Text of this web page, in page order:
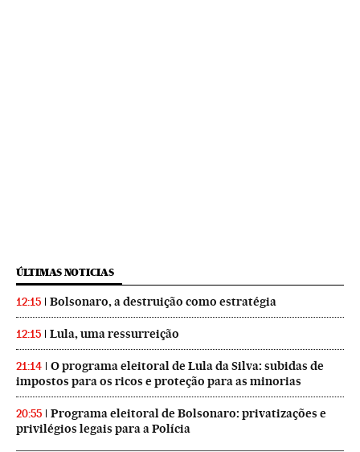
ÚLTIMAS NOTICIAS
12:15 Bolsonaro, a destruição como estratégia
12:15 Lula, uma ressurreição
21:14
O programa eleitoral de Lula da Silva: subidas de
impostos para os ricos e proteção para as minorias
20:55
Programa eleitoral de Bolsonaro: privatizações e
privilégios legais para a Polícia